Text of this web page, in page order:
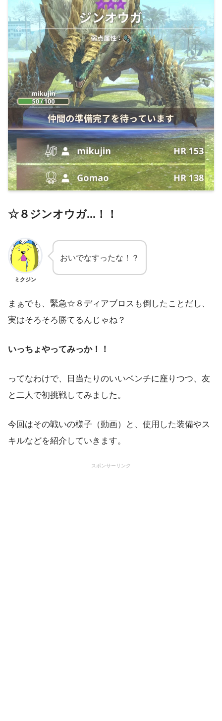
☆８ジンオウガ... ！！
ミクジン
おいでなすったな！？
まぁでも、緊急☆８ディアブロスも倒したことだし、
実はそろそろ勝てるんじゃね？
いっちょやってみっか！！
ってなわけで、日当たりのいいベンチに座りつつ、友
と二人で初挑戦してみました。
今回はその戦いの様子（動画）と、使用した装備やス
キルなどを紹介していきます。
スポンサーリンク